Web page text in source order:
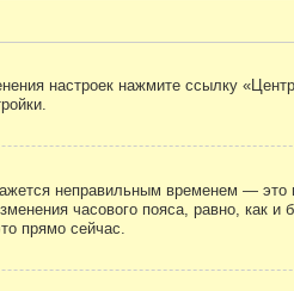
настроек нажмите ссылку
неправильным временем —
часового пояса, равно, как
прямо сейчас.